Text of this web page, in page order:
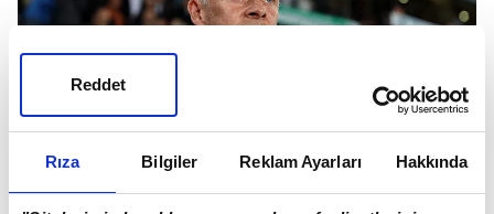
Rıza Bilgiler Reklam Ayarları Hakkında
Reddet